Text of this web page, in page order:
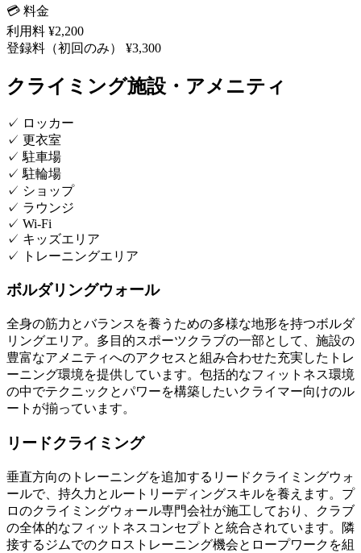
💳 料金
利用料 ¥2,200
登録料（初回のみ）
¥3,300
クライミング施設・アメニティ
✓ ロッカー
✓ 更衣室
✓ 駐車場
✓ 駐輪場
✓ ショップ
✓ ラウンジ
✓ Wi-Fi
✓ キッズエリア
✓
トレーニングエリア
ボルダリングウォール
全身の筋力とバランスを養うための多様な地形を持つボルダ
リングエリア。多目的スポーツクラブの一部として、施設の
豊富なアメニティへのアクセスと組み合わせた充実したトレ
ーニング環境を提供しています。包括的なフィットネス環境
の中でテクニックとパワーを構築したいクライマー向けのル
ートが揃っています。
リードクライミング
垂直方向のトレーニングを追加するリードクライミングウォ
ールで、持久力とルートリーディングスキルを養えます。プ
ロのクライミングウォール専門会社が施工しており、クラブ
の全体的なフィットネスコンセプトと統合されています。隣
接するジムでのクロストレーニング機会とロープワークを組